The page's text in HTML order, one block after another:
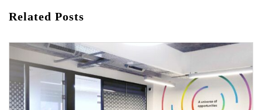
Related Posts